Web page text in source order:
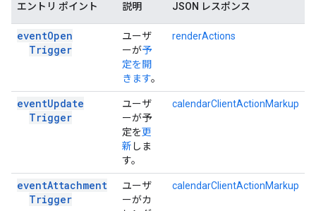
エントリ ポイント 説明 JSON レスポンス
eventOpen
Trigger
ユーザ
ーが予
定を開
きます。
renderActions
eventUpdate
Trigger
ユーザ
ーが予
定を更
新 しま
す。
calendarClientActionMarkup
eventAttachment
Trigger
ユーザ
ーがカ
calendarClientActionMarkup